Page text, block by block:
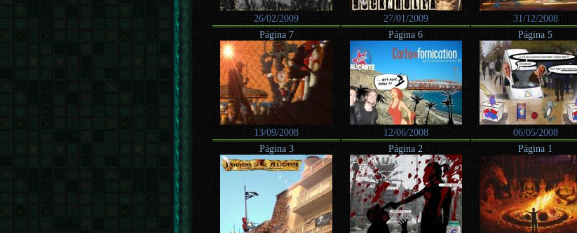
26/02/2009 27/01/2009 31/12/2008
Página 7
13/09/2008
Página 6
12/06/2008
Página 5
06/05/2008
Página 3
Página 2 Página 1